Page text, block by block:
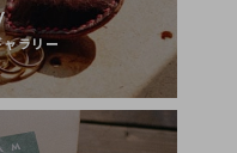
ラリー